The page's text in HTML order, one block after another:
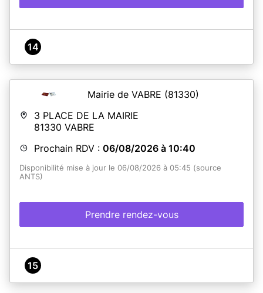
14
Mairie de VABRE (81330)
3 PLACE DE LA MAIRIE
81330 VABRE
Prochain RDV : 06/08/2026 à 10:40
Disponibilité mise à jour le 06/08/2026 à 05:45 (source
ANTS)
Prendre rendez-vous
15